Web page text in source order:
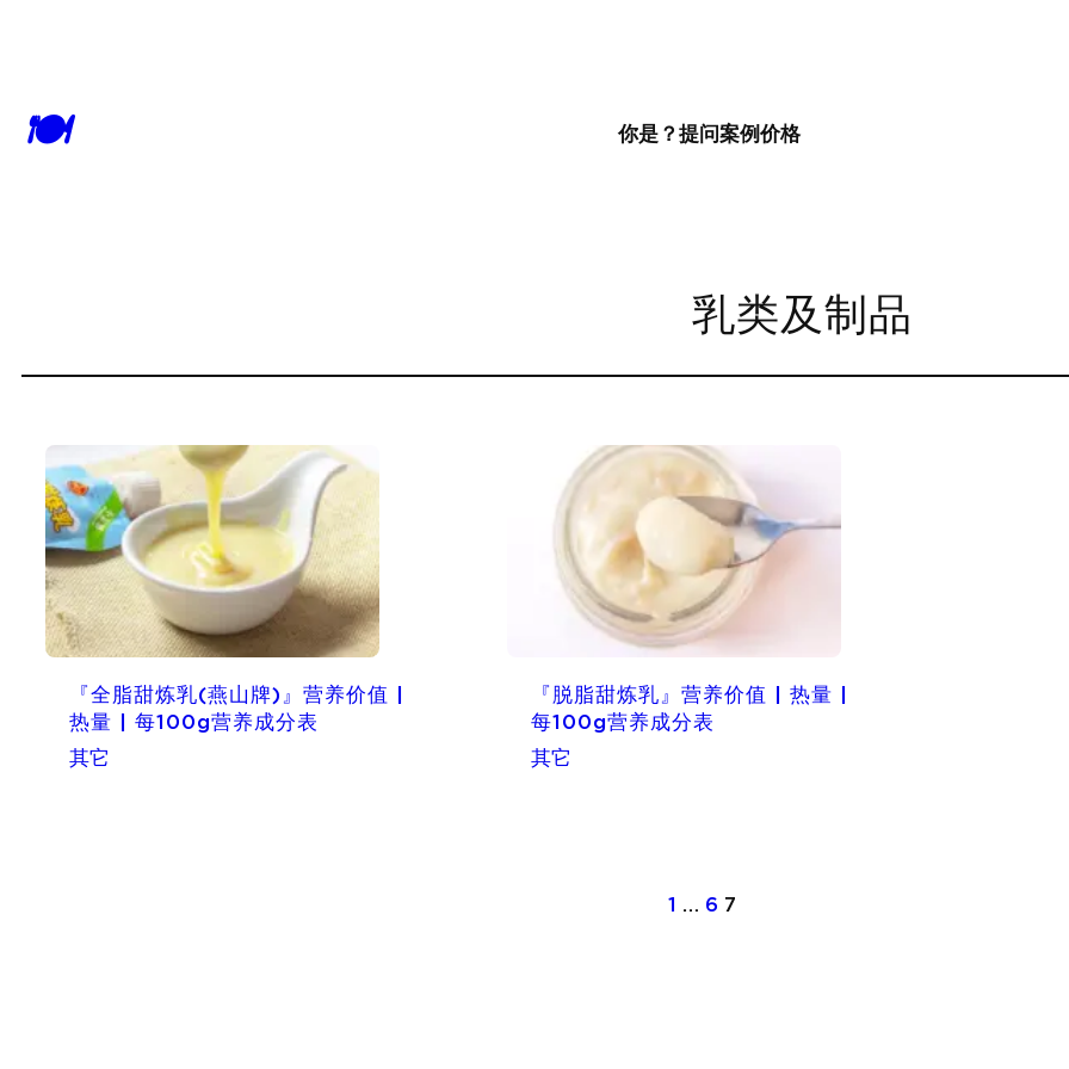
容🍽 你是？ 提问案例价格
乳类及制品
『全脂甜炼乳(燕山牌)』营养价值 |
热量 | 每100g营养成分表
其它
『脱脂甜炼乳』营养价值 | 热量 |
每100g营养成分表
其它
1 … 6 7